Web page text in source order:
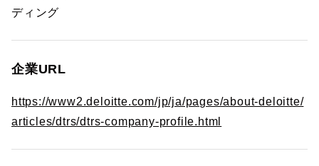
ディング
企業URL
https://www2.deloitte.com/jp/ja/pages/about-deloitte/
articles/dtrs/dtrs-company-profile.html